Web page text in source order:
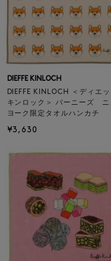
DIEFFE KINLOCH
DIEFFE KINLOCH ＜ディエッ
キンロック＞ バーニーズ ニ
ヨーク限定タオルハンカチ
¥3,630